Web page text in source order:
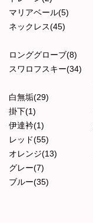
マリアベール(5)
ネックレス(45)
ロンググローブ(8)
スワロフスキー(34)
白無垢(29)
掛下(1)
伊達衿(1)
レッド(55)
オレンジ(13)
グレー(7)
ブルー(35)